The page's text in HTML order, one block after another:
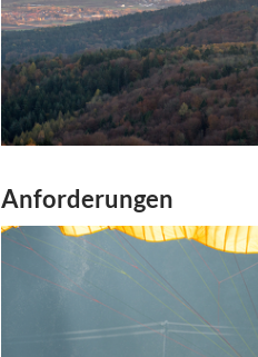
Anforderungen